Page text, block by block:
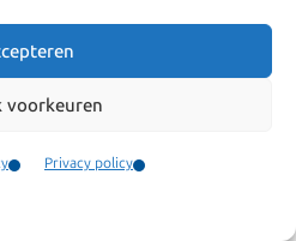
voorkeuren
Privacy policy
erkende referent kan gebruik
waardoor
aanvraag wordt beslist. Klik